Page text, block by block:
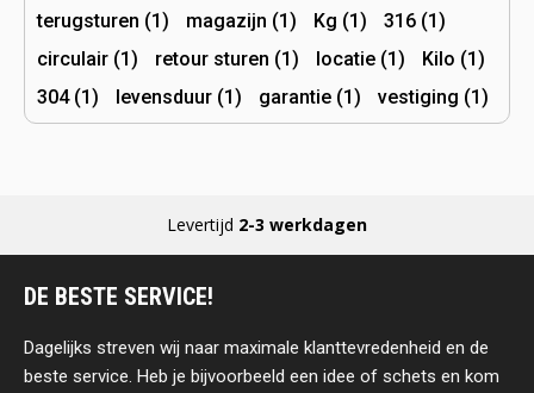
terugsturen (1) magazijn (1) Kg (1)
316 (1)
circulair (1)
retour sturen (1) locatie (1)
Kilo (1)
304 (1)
levensduur (1) garantie (1) vestiging (1)
Levertijd 2-3 werkdagen
DE BESTE SERVICE!
Dagelijks streven wij naar maximale klanttevredenheid en de
beste service. Heb je bijvoorbeeld een idee of schets en kom